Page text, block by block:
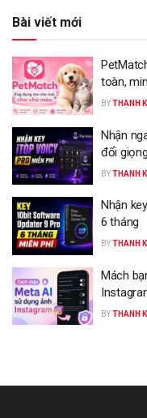
Bài viết mới
toàn,
BYTHANH
Nhận
đổi
BYTHANH
Nhận
6 tháng
BYTHANH
Mách
BYTHANH